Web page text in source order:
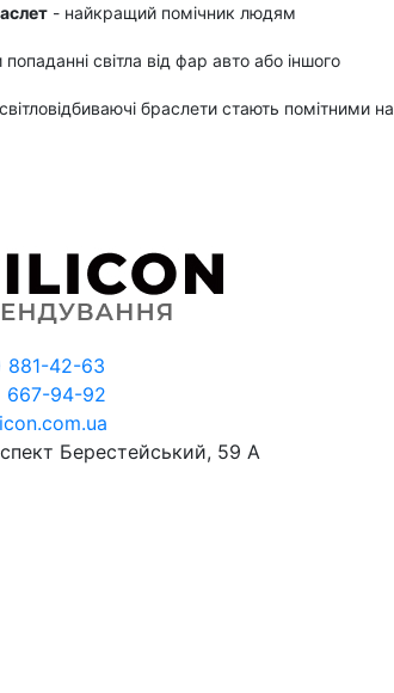
- найкращий помічник людям
світла від фар авто або іншого
браслети стають помітними на
881-42-63
667-94-92
Берестейський, 59 А